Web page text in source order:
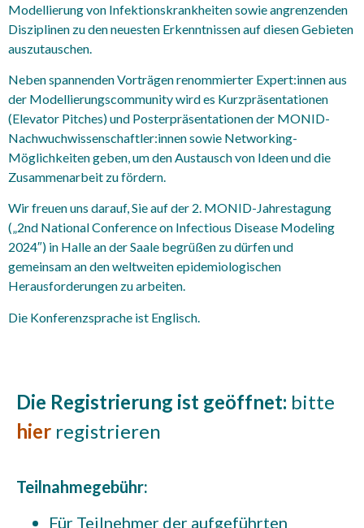
Modellierung von Infektionskrankheiten sowie angrenzenden
Disziplinen zu den neuesten Erkenntnissen auf diesen Gebieten
auszutauschen.
Neben spannenden Vorträgen renommierter Expert:innen aus
der Modellierungscommunity wird es Kurzpräsentationen
(Elevator Pitches) und Posterpräsentationen der MONID-
Nachwuchwissenschaftler:innen sowie Networking-
Möglichkeiten geben, um den Austausch von Ideen und die
Zusammenarbeit zu fördern.
Wir freuen uns darauf, Sie auf der 2. MONID-Jahrestagung
(„2nd National Conference on Infectious Disease Modeling
2024″) in Halle an der Saale begrüßen zu dürfen und
gemeinsam an den weltweiten epidemiologischen
Herausforderungen zu arbeiten.
Die Konferenzsprache ist Englisch.
Die Registrierung ist geöffnet: bitte
hier registrieren
Teilnahmegebühr:
Für Teilnehmer der aufgeführten